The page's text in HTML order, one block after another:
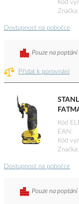
Kód
Značka
Dostupnost na pobočce
Přidat k porovnání
Pouze na poptání
Kód
EAN
Kód
Značka
Dostupnost na pobočce
Pouze na poptání